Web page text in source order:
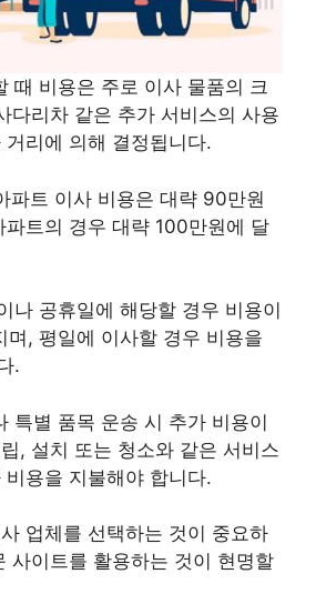
때 비용은 주로 이사 물품의 크
다리차 같은 추가 서비스의 사용
리에 의해 결정됩니다.
파트 이사 비용은 대략 90만원
트의 경우 대략 100만원에 달
나 공휴일에 해당할 경우 비용이
며, 평일에 이사할 경우 비용을
.
특별 품목 운송 시 추가 비용이
, 설치 또는 청소와 같은 서비스
용을 지불해야 합니다.
업체를 선택하는 것이 중요하
사이트를 활용하는 것이 현명할